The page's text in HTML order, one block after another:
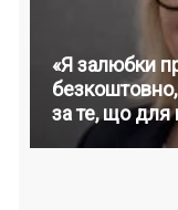
«Я залюбки
за те, що для